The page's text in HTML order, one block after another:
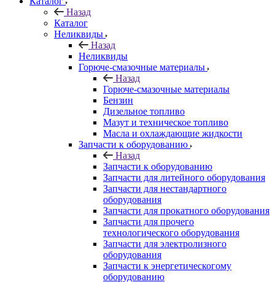
Назад
Каталог
Неликвиды
Назад
Неликвиды
Горюче-смазочные материалы
Назад
Горюче-смазочные материалы
Бензин
Дизельное топливо
Мазут и техническое топливо
Масла и охлаждающие жидкости
Запчасти к оборудованию
Назад
Запчасти к оборудованию
Запчасти для литейного оборудования
Запчасти для нестандартного
оборудования
Запчасти для прокатного оборудования
Запчасти для прочего
технологического оборудования
Запчасти для электролизного
оборудования
Запчасти к энергетическогому
оборудованию